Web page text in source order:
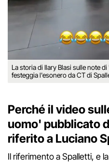
La storia di Ilary Blasi sulle note
festeggia l'esonero da CT di
Perché il video
uomo' pubblicato
riferito a Luciano
Il riferimento a Spalletti, e